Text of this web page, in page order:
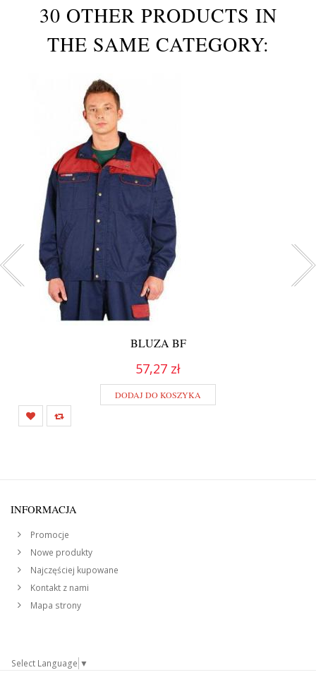
30 OTHER PRODUCTS IN
THE SAME CATEGORY:
BLUZA BF
57,27 zł
DODAJ DO KOSZYKA
INFORMACJA
Promocje
Nowe produkty
Najczęściej kupowane
Kontakt z nami
Mapa strony
Select Language ▼